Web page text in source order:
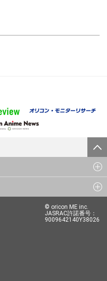
© oricon ME inc.
JASRAC許諾番号：
9009642140Y38026